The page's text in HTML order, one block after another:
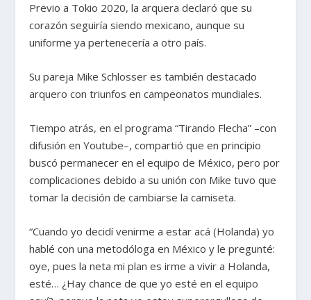
Previo a Tokio 2020, la arquera declaró que su
corazón seguiría siendo mexicano, aunque su
uniforme ya pertenecería a otro país.
Su pareja Mike Schlosser es también destacado
arquero con triunfos en campeonatos mundiales.
Tiempo atrás, en el programa “Tirando Flecha” –con
difusión en Youtube–, compartió que en principio
buscó permanecer en el equipo de México, pero por
complicaciones debido a su unión con Mike tuvo que
tomar la decisión de cambiarse la camiseta.
“Cuando yo decidí venirme a estar acá (Holanda) yo
hablé con una metodóloga en México y le pregunté:
oye, pues la neta mi plan es irme a vivir a Holanda,
esté… ¿Hay chance de que yo esté en el equipo